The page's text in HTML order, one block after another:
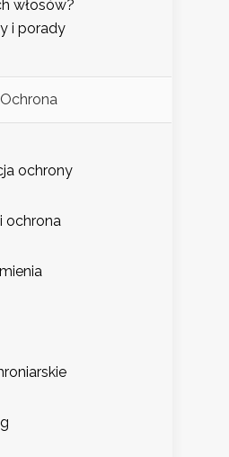
włosów?
i porady
Ochrona
ochrony
ochrona